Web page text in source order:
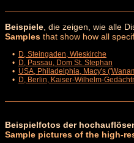
Beispiele , die zeigen, wie alle
Samples that show how all
• D, Steingaden, Wieskirche
• D, Passau, Dom St. Stephan
• USA, Philadelphia, Macy's
• D, Berlin, Kaiser-Wilhelm-
Beispielfotos der
Sample pictures of the high-